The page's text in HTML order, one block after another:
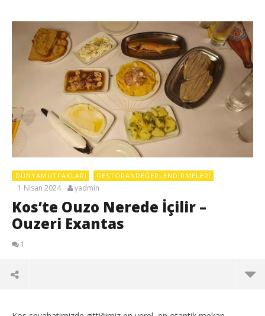
DÜNYAMUTFAKLARI RESTORANDEĞERLENDIRMELERI
1 Nisan 2024 yadmin
Kos’te Ouzo Nerede İçilir –
Ouzeri Exantas
1